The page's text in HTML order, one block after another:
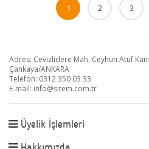
1 2 3
Adres: Cevizlidere Mah. Ceyhun Atuf
Çankaya/ANKARA
Telefon: 0312 350 03 33
E-mail: info@sitem.com.tr
Üyelik İşlemleri